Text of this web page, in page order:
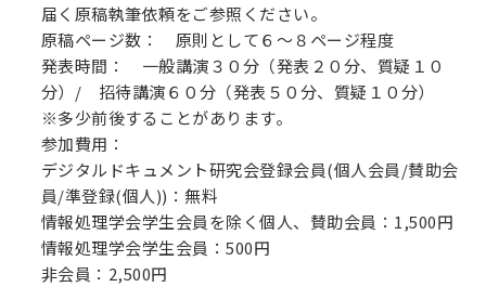
届く原稿執筆依頼をご参照ください。
原稿ページ数： 原則として６～８ページ程度
発表時間： 一般講演３０分（発表２０分、質疑１０
分）/ 招待講演６０分（発表５０分、質疑１０分）
※多少前後することがあります。
参加費用：
デジタルドキュメント研究会登録会員(個人会員/賛助会
員/準登録(個人))：無料
情報処理学会学生会員を除く個人、賛助会員：1,500円
情報処理学会学生会員：500円
非会員：2,500円